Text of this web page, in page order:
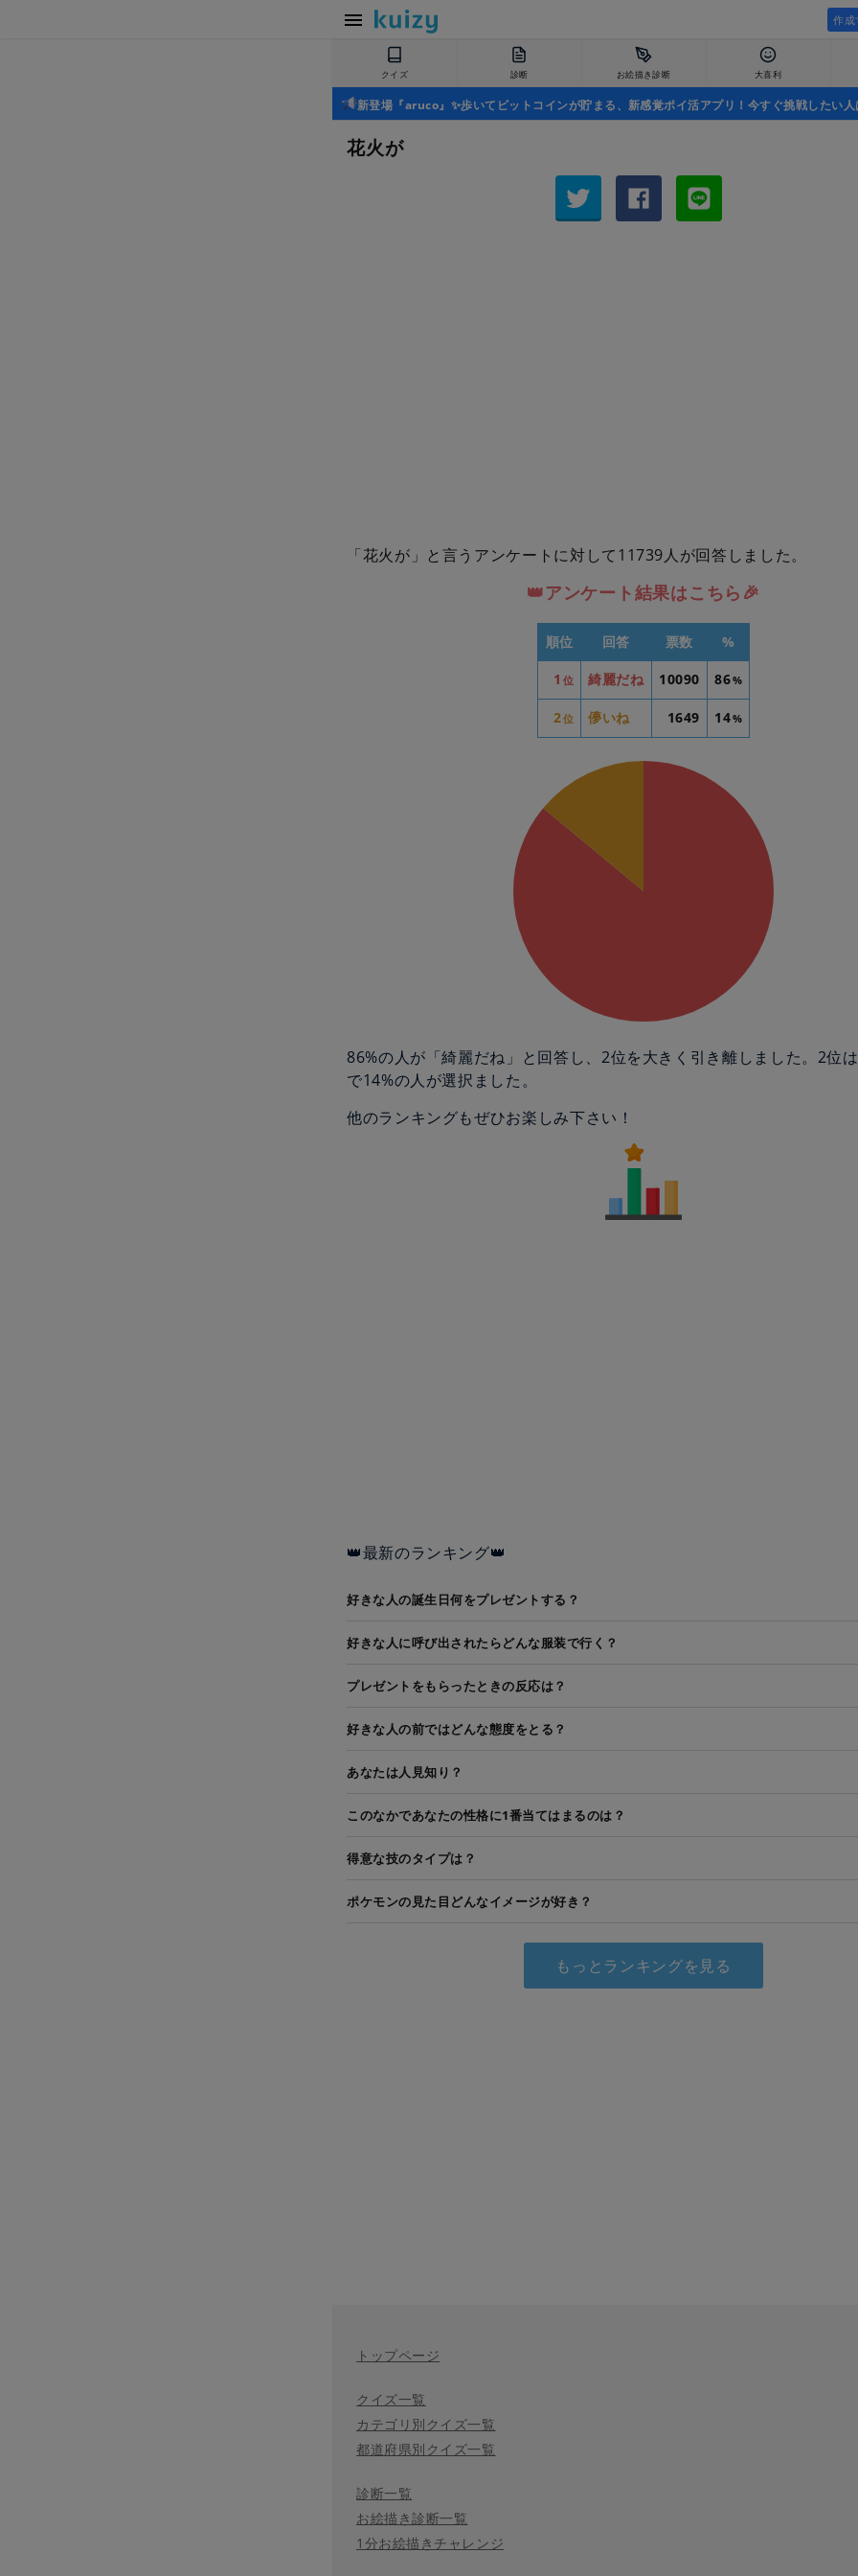
作成
クイズ 診断 お絵描き診断 大喜利
新登場『aruco』✨歩いてビットコインが貯まる、新感覚ポイ活アプリ！今すぐ挑戦したい人
花火が
「花火が」と言うアンケートに対して11739人が回答しました。
👑アンケート結果はこちら🎉
順位 回答 票数 %
1 位 綺麗だね 10090 86%
2位 儚いね 1649 14%
86%の人が「綺麗だね」と回答し、2位を大きく引き離しました。2位は
で14%の人が選択ました。
他のランキングもぜひお楽しみ下さい！
👑最新のランキング👑
好きな人の誕生日何をプレゼントする？
好きな人に呼び出されたらどんな服装で行く？
プレゼントをもらったときの反応は？
好きな人の前ではどんな態度をとる？
あなたは人見知り？
このなかであなたの性格に1番当てはまるのは？
得意な技のタイプは？
ポケモンの見た目どんなイメージが好き？
もっとランキングを見る
トップページ
クイズ一覧
カテゴリ別クイズ一覧
都道府県別クイズ一覧
診断一覧
お絵描き診断一覧
1分お絵描きチャレンジ